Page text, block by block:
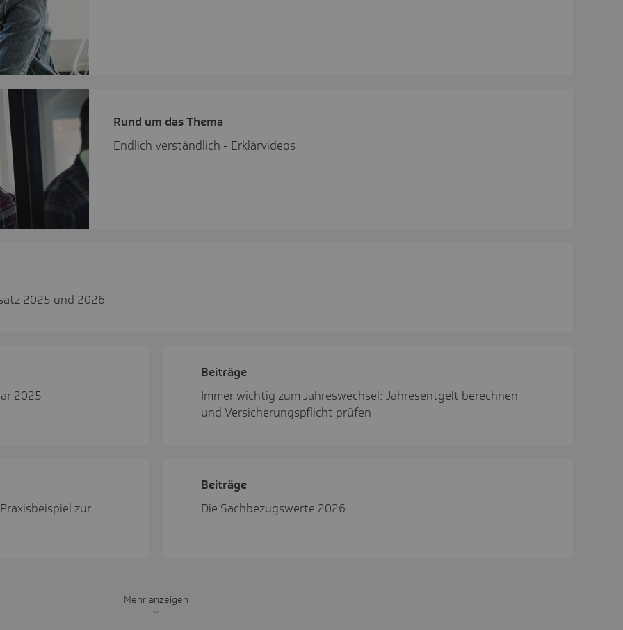
Rund um das Thema
Endlich verständlich - Erklärvideos
2025 und 2026
2025
Beiträge
Immer wichtig zum Jahreswechsel: Jahresentgelt berechnen
und Versicherungspflicht prüfen
zur
Beiträge
Die Sachbezugswerte 2026
Mehr anzeigen